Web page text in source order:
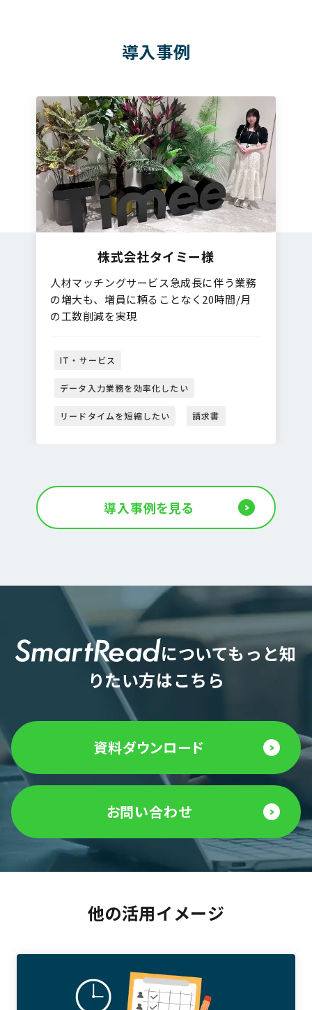
導入事例
株式会社タイミー様
人材マッチングサービス急成長に伴う業務
の増大も、増員に頼ることなく20時間/月
の工数削減を実現
IT・サービス
データ入力業務を効率化したい
リードタイムを短縮したい 請求書
導入事例を見る
についてもっと知
りたい方はこちら
資料ダウンロード
お問い合わせ
他の活用イメージ